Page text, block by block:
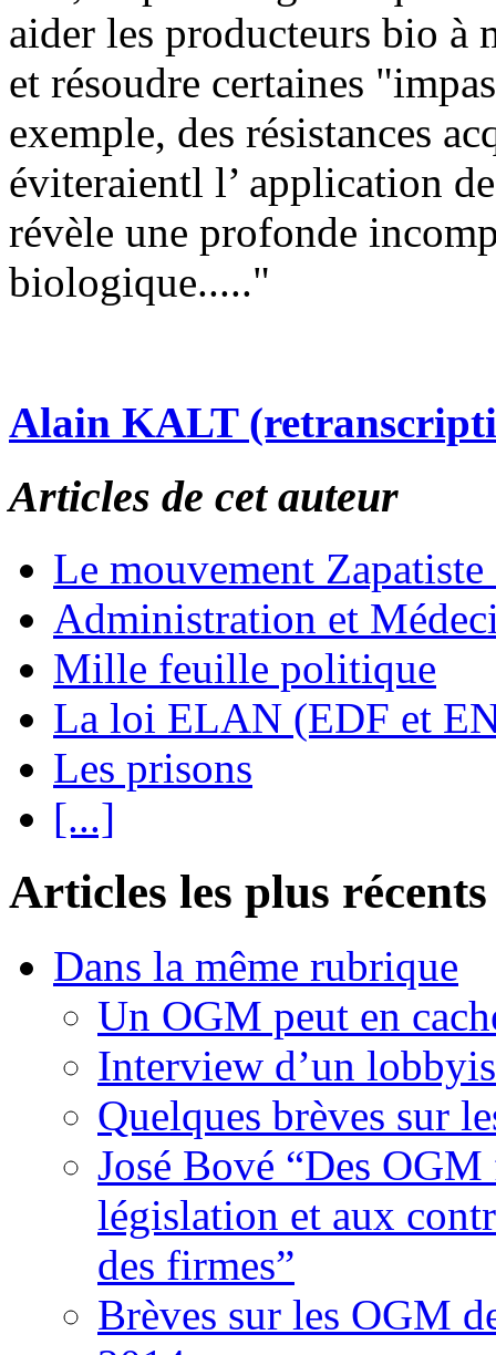
aider les producteurs bio à
et résoudre certaines
exemple, des résistances
éviteraientl l’ application
révèle une profonde
biologique....."
Alain KALT
Articles de cet auteur
Le mouvement
Administration et
Mille feuille politique
La loi ELAN (EDF et
Les prisons
[...]
Articles les plus récents
Dans la même rubrique
Un OGM peut en
Interview d’un
Quelques brèves sur
José Bové “Des
législation et aux
des firmes”
Brèves sur les OGM